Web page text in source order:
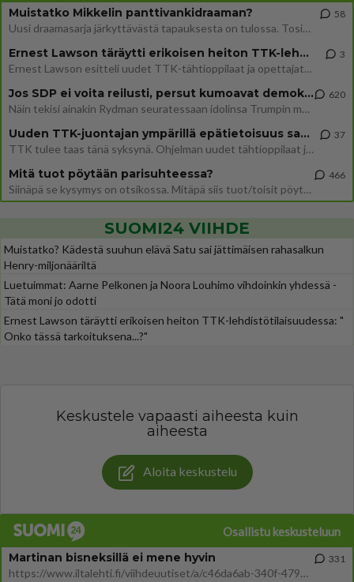
Muistatko Mikkelin panttivankidraaman?
Uusi draamasarja järkyttävästä tapauksesta on tulossa. Tositapahtumiin perustuva sarja ammentaa vuoden 1986 Mikkelin pan
58
Ernest Lawson täräytti erikoisen heiton TTK-lehdistötilaisuudessa: " Onko tässä tarkoituksena...?"
Ernest Lawson esitteli uudet TTK-tähtioppilaat ja opettajat torstaina 6.8. lehdistölle. Tulevalla kaudella on yksi hausk
3
Jos SDP ei voita reilusti, persut kumoavat demokratian Suomesta
Näin tekisi ainakin Rydman seuratessaan idolinsa Trumpin mallia https://www.is.fi/politiikka/art-2000012187244.html
620
Uuden TTK-juontajan ympärillä epätietoisuus sakenee - Nyt MTV hämmentää soppaa
TTK tulee taas tänä syksynä. Ohjelman uudet tähtioppilaat julkistetaan torstaina 6. elokuuta klo 14 alkavassa lehdistö
37
Mitä tuot pöytään parisuhteessa?
Siinäpä se kysymys on otsikossa. Mitäpä siis tuot/toisit pöytään parisuhteessa? Oletko mies vai nainen? Koetko sen mitä
466
SUOMI24 VIIHDE
Muistatko? Kädestä suuhun elävä Satu sai jättimäisen rahasalkun
Henry-miljonääriltä
Luetuimmat: Aarne Pelkonen ja Noora Louhimo vihdoinkin yhdessä -
Tätä moni jo odotti
Ernest Lawson täräytti erikoisen heiton TTK-lehdistötilaisuudessa: "
Onko tässä tarkoituksena...?"
Keskustele vapaasti aiheesta kuin
aiheesta
Aloita keskustelu
Osallistu keskusteluun
Martinan bisneksillä ei mene hyvin
https://www.iltalehti.fi/viihdeuutiset/a/c46da6ab-340f-4790-aaa7-0865eed2336 Yrityksen konkurssihakemus on tullut kärä
331